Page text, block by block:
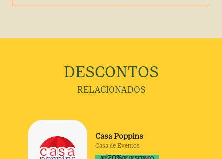
DESCONTOS
RELACIONADOS
Casa Poppins
Casa de Eventos